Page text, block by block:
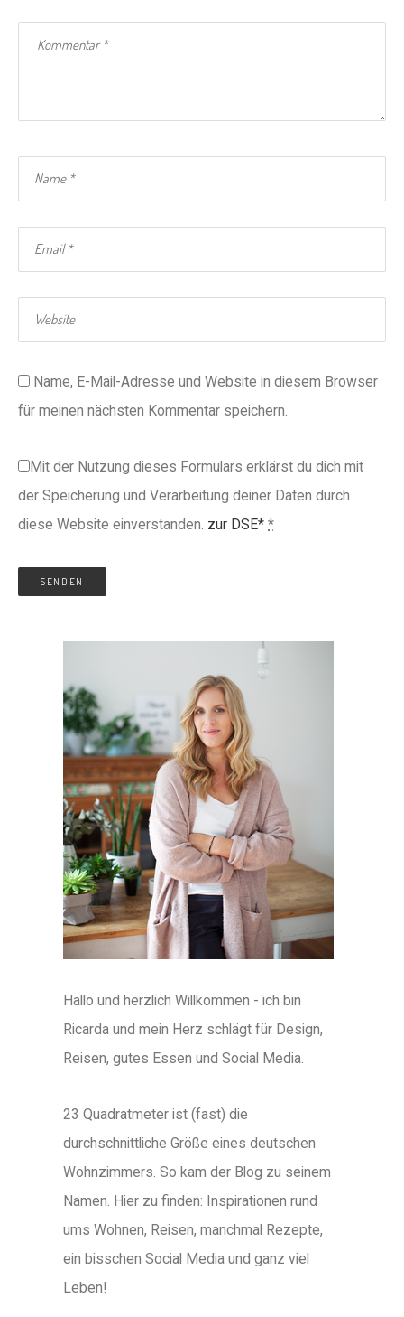
Name, E-Mail-Adresse und Website in diesem Browser
für meinen nächsten Kommentar speichern.
Mit der Nutzung dieses Formulars erklärst du dich mit
der Speicherung und Verarbeitung deiner Daten durch
diese Website einverstanden. zur DSE* *
Hallo und herzlich Willkommen - ich bin
Ricarda und mein Herz schlägt für Design,
Reisen, gutes Essen und Social Media.
23 Quadratmeter ist (fast) die
durchschnittliche Größe eines deutschen
Wohnzimmers. So kam der Blog zu seinem
Namen. Hier zu finden: Inspirationen rund
ums Wohnen, Reisen, manchmal Rezepte,
ein bisschen Social Media und ganz viel
Leben!